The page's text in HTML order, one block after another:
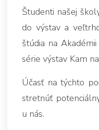
Študenti našej
do výstav a
štúdia na
série výstav Kam
Účasť na týchto
stretnúť
u nás.